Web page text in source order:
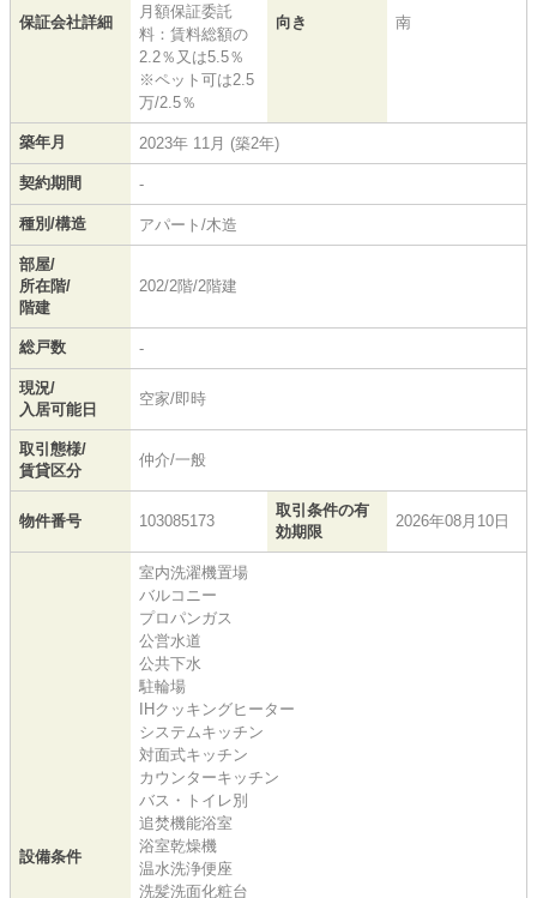
保証会社詳細
月額保証委託
料：賃料総額の
2.2％又は5.5％
※ペット可は2.5
万/2.5％
向き 南
築年月 2023年 11月 (築2年)
契約期間 -
種別/構造 アパート/木造
部屋/
所在階/
階建
202/2階/2階建
総戸数 -
現況/
入居可能日
空家/即時
取引態様/
賃貸区分
仲介/一般
物件番号 103085173
取引条件の有
効期限
2026年08月10日
設備条件
室内洗濯機置場
バルコニー
プロパンガス
公営水道
公共下水
駐輪場
IHクッキングヒーター
システムキッチン
対面式キッチン
カウンターキッチン
バス・トイレ別
追焚機能浴室
浴室乾燥機
温水洗浄便座
洗髪洗面化粧台